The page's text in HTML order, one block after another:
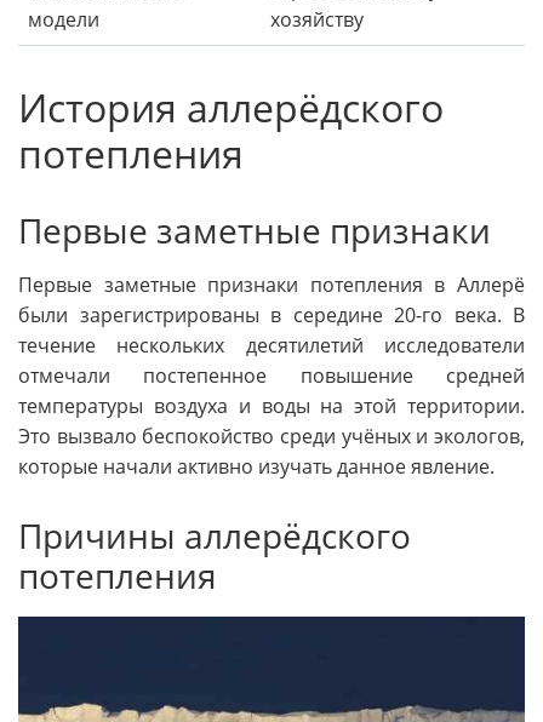
модели
хозяйству
История аллерёдского
потепления
Первые заметные признаки
Первые заметные признаки потепления в Аллерё
были зарегистрированы в середине 20-го века. В
течение нескольких десятилетий исследователи
отмечали постепенное повышение средней
температуры воздуха и воды на этой территории.
Это вызвало беспокойство среди учёных и экологов,
которые начали активно изучать данное явление.
Причины аллерёдского
потепления